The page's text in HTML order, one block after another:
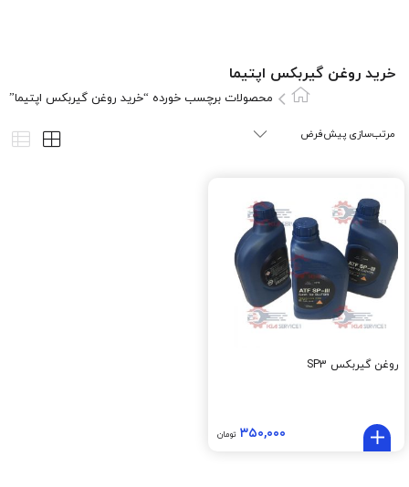
خرید روغن گیربکس اپتیما
محصولات برچسب خورده “خرید روغن گیربکس اپتیما”
روغن گيربکس SP3
۳۵۰,۰۰۰ تومان